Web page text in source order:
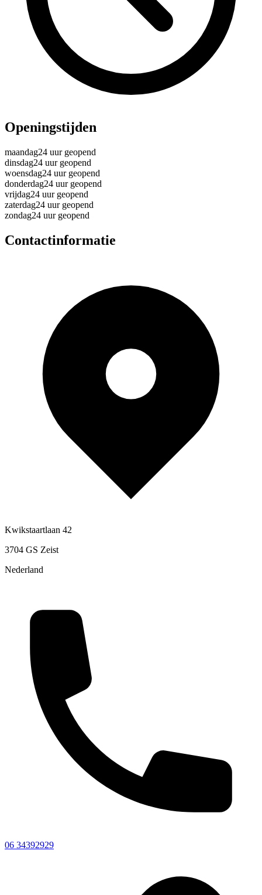
Openingstijden
maandag24 uur geopend
dinsdag24 uur geopend
woensdag24 uur geopend
donderdag24 uur geopend
vrijdag24 uur geopend
zaterdag24 uur geopend
zondag24 uur geopend
Contactinformatie
Kwikstaartlaan 42
3704 GS Zeist
Nederland
06 34392929